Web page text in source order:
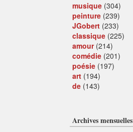
musique (304)
peinture (239)
JGobert (233)
classique (225)
amour(214)
comédie (201)
poésie (197)
art (194)
de (143)
Archives mensuelles